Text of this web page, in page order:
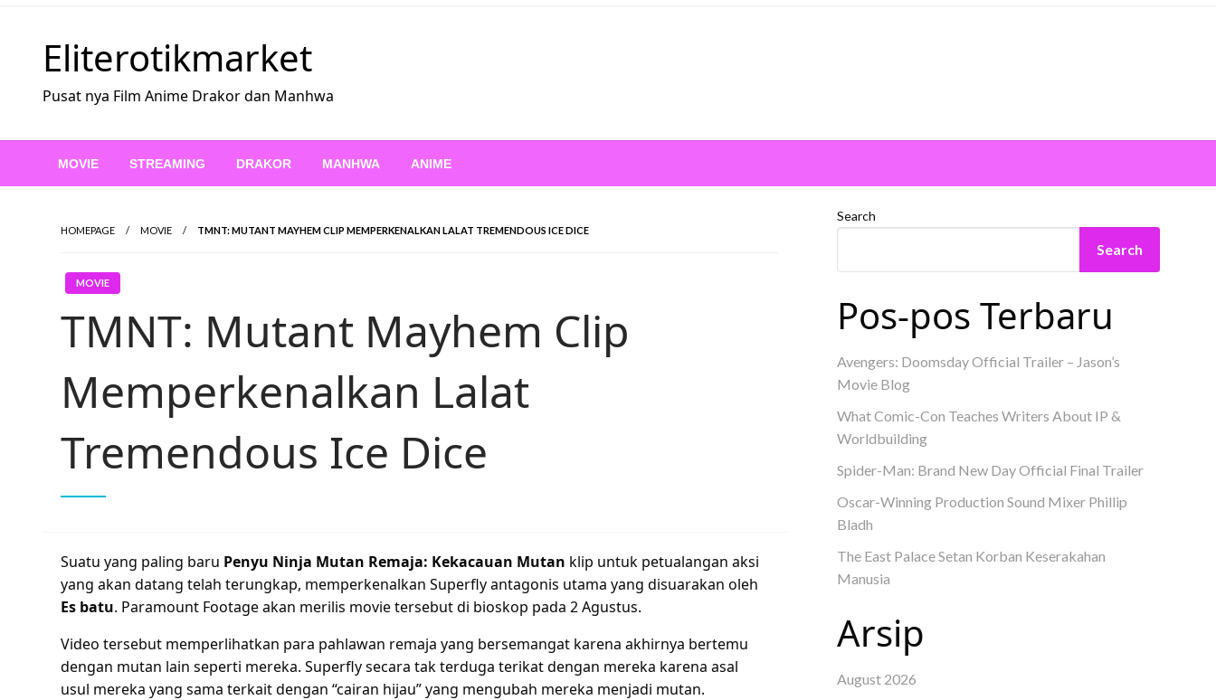
Skip
Eliterotikmarket
Pusat nya Film Anime Drakor dan Manhwa
MOVIE STREAMING DRAKOR MANHWA ANIME
HOMEPAGE MOVIE TMNT: MUTANT MAYHEM CLIP MEMPERKENALKAN LALAT TREMENDOUS ICE DICE
MOVIE
TMNT: Mutant Mayhem Clip
Memperkenalkan Lalat
Tremendous Ice Dice
Suatu yang paling baru Penyu Ninja Mutan Remaja: Kekacauan Mutan klip untuk petualangan aksi
yang akan datang telah terungkap, memperkenalkan Superfly antagonis utama yang disuarakan oleh
Es batu. Paramount Footage akan merilis movie tersebut di bioskop pada 2 Agustus.
Video tersebut memperlihatkan para pahlawan remaja yang bersemangat karena akhirnya bertemu
dengan mutan lain seperti mereka. Superfly secara tak terduga terikat dengan mereka karena asal
usul mereka yang sama terkait dengan “cairan hijau” yang mengubah mereka menjadi mutan.
Search
Search
Pos-pos Terbaru
Avengers: Doomsday Official Trailer – Jason’s
Movie Blog
What Comic-Con Teaches Writers About IP &
Worldbuilding
Spider-Man: Brand New Day Official Final Trailer
Oscar-Winning Production Sound Mixer Phillip
Bladh
The East Palace Setan Korban Keserakahan
Manusia
Arsip
August 2026